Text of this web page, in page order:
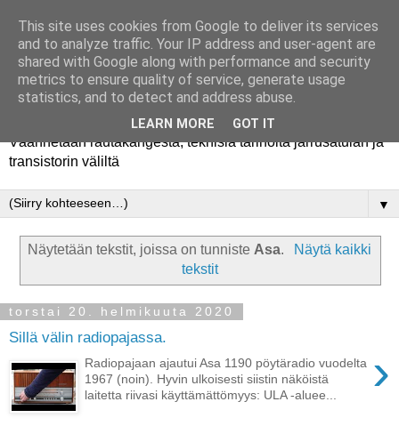
Rautakanki
Väännetään rautakangesta, teknisiä tarinoita jarrusatulan ja
transistorin väliltä
▼
Näytetään tekstit, joissa on tunniste Asa.
Näytä kaikki
tekstit
torstai 20. helmikuuta 2020
Sillä välin radiopajassa.
›
Radiopajaan ajautui Asa 1190 pöytäradio vuodelta
1967 (noin). Hyvin ulkoisesti siistin näköistä
laitetta riivasi käyttämättömyys: ULA -aluee...
This site uses cookies from Google to deliver its services
and to analyze traffic. Your IP address and user-agent are
shared with Google along with performance and security
metrics to ensure quality of service, generate usage
statistics, and to detect and address abuse.
LEARN MORE GOT IT